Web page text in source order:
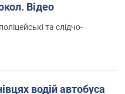
Відео
та слідчо-
водій автобуса